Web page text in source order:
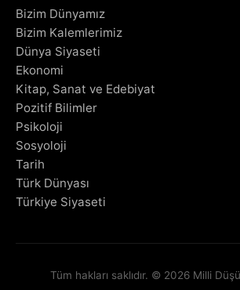
Bizim Dünyamız
Bizim Kalemlerimiz
Dünya Siyaseti
Ekonomi
Kitap, Sanat ve Edebiyat
Pozitif Bilimler
Psikoloji
Sosyoloji
Tarih
Türk Dünyası
Türkiye Siyaseti
Tüm hakları saklıdır. © 2026 Milli